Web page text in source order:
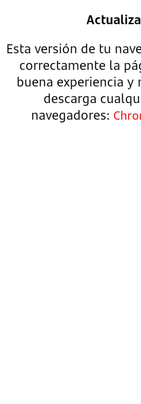
Esta versión de tu
correctamente la
buena experiencia
descarga
navegadores: